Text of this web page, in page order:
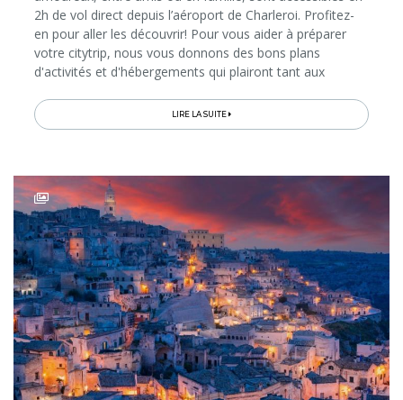
2h de vol direct depuis l’aéroport de Charleroi. Profitez-
en pour aller les découvrir! Pour vous aider à préparer
votre citytrip, nous vous donnons des bons plans
d'activités et d'hébergements qui plairont tant aux
Poznan...
LIRE LA SUITE